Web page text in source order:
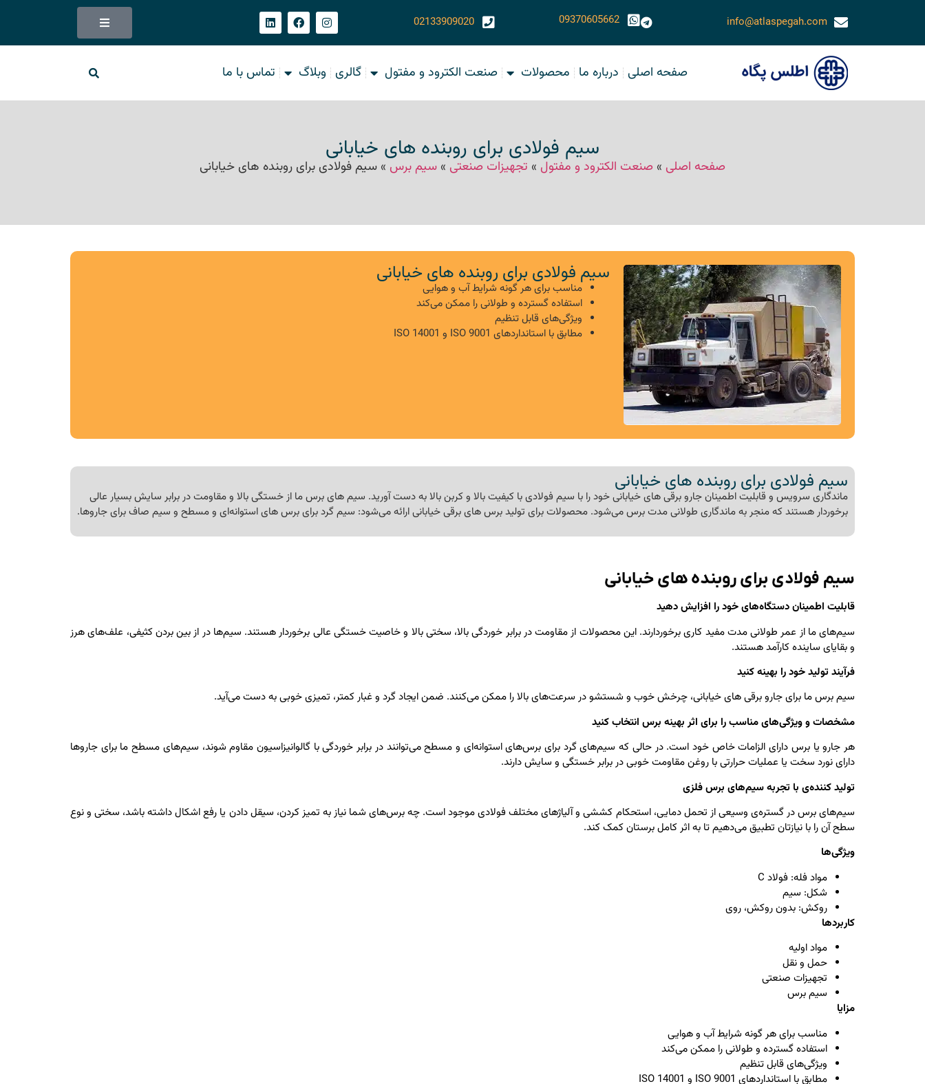
info@atlaspegah.com
09370605662
02133909020
صفحه اصلی درباره ما محصولات صنعت الکترود و مفتول گالری وبلاگ تماس با ما
سیم فولادی برای روبنده های خیابانی
صفحه اصلی » صنعت الکترود و مفتول » تجهیزات صنعتی » سیم برس » سیم فولادی برای روبنده های خیابانی
سیم فولادی برای روبنده های خیابانی
مناسب برای هر گونه شرایط آب و هوایی
استفاده گسترده و طولانی را ممکن می‌کند
ویژگی‌های قابل تنظیم
مطابق با استانداردهای ISO 9001 و ISO 14001
سیم فولادی برای روبنده های خیابانی
ماندگاری سرویس و قابلیت اطمینان جارو برقی های خیابانی خود را با سیم فولادی با کیفیت بالا و کربن بالا به دست آورید. سیم های برس ما از خستگی بالا و مقاومت در برابر سایش بسیار عالی
برخوردار هستند که منجر به ماندگاری طولانی مدت برس می‌شود. محصولات برای تولید برس های برقی خیابانی ارائه می‌شود: سیم گرد برای برس های استوانه‌ای و مسطح و سیم صاف برای جاروها.
سیم فولادی برای روبنده های خیابانی
قابلیت اطمینان دستگاه‌های خود را افزایش دهید
سیم‌های ما از عمر طولانی مدت مفید کاری برخوردارند. این محصولات از مقاومت در برابر خوردگی بالا، سختی بالا و خاصیت خستگی عالی برخوردار هستند. سیم‌ها در از بین بردن کثیفی، علف‌های هرز
و بقایای ساینده کارآمد هستند.
فرآیند تولید خود را بهینه کنید
سیم برس ما برای جارو برقی های خیابانی، چرخش خوب و شستشو در سرعت‌های بالا را ممکن می‌کنند. ضمن ایجاد گرد و غبار کمتر، تمیزی خوبی به دست می‌آید.
مشخصات و ویژگی‌های مناسب را برای اثر بهینه برس انتخاب کنید
هر جارو یا برس دارای الزامات خاص خود است. در حالی که سیم‌های گرد برای برس‌های استوانه‌ای و مسطح می‌توانند در برابر خوردگی با گالوانیزاسیون مقاوم شوند، سیم‌های مسطح ما برای جاروها
دارای نورد سخت یا عملیات حرارتی با روغن مقاومت خوبی در برابر خستگی و سایش دارند.
تولید کننده‌ی با تجربه سیم‌های برس فلزی
سیم‌های برس در گستره‌ی وسیعی از تحمل دمایی، استحکام کششی و آلیاژهای مختلف فولادی موجود است. چه برس‌های شما نیاز به تمیز کردن، سیقل دادن یا رفع اشکال داشته باشد، سختی و نوع
سطح آن را با نیازتان تطبیق می‌دهیم تا به اثر کامل برستان کمک کند.
ویژگی‌ها
مواد فله: فولاد C
شکل: سیم
روکش: بدون روکش، روی
کاربردها
مواد اولیه
حمل و نقل
تجهیزات صنعتی
سیم برس
مزایا
مناسب برای هر گونه شرایط آب و هوایی
استفاده گسترده و طولانی را ممکن می‌کند
ویژگی‌های قابل تنظیم
مطابق با استانداردهای ISO 9001 و ISO 14001